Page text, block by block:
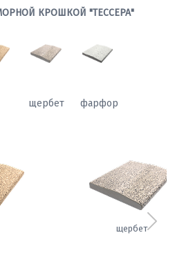
КРОШКОЙ "ТЕССЕРА"
щербет фарфор